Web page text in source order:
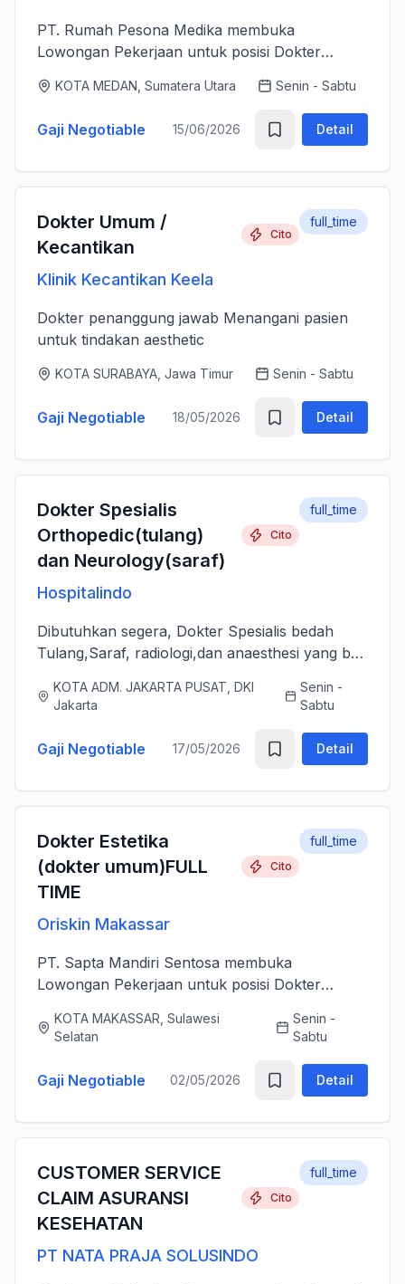
PT. Rumah Pesona Medika membuka
Lowongan Pekerjaan untuk posisi Dokter
layanan medis estetika yang aman, profesional
dan berkualitas tinggi sesuai standar k...
KOTA MEDAN, Sumatera Utara Senin - Sabtu
Gaji Negotiable 15/06/2026 Detail
Dokter Umum /
Kecantikan
Cito
Klinik Kecantikan Keela
full_time
Dokter penanggung jawab Menangani pasien
untuk tindakan aesthetic
KOTA SURABAYA, Jawa Timur Senin - Sabtu
Gaji Negotiable 18/05/2026 Detail
Dokter Spesialis
Orthopedic(tulang)
dan Neurology(saraf)
Cito
Hospitalindo
full_time
Dibutuhkan segera, Dokter Spesialis bedah
Tulang,Saraf, radiologi,dan anaesthesi yang bs
ramah dan berjiwa sosial. Bersedia bergabung
KOTA ADM. JAKARTA PUSAT, DKI
Jakarta
Senin -
Sabtu
Gaji Negotiable 17/05/2026 Detail
Dokter Estetika
(dokter umum)FULL
TIME
Cito
Oriskin Makassar
full_time
PT. Sapta Mandiri Sentosa membuka
Lowongan Pekerjaan untuk posisi Dokter
jawab memberikan layanan medis estetika yang
KOTA MAKASSAR, Sulawesi
Selatan
Senin -
Sabtu
Gaji Negotiable 02/05/2026 Detail
CUSTOMER SERVICE
CLAIM ASURANSI
KESEHATAN
Cito
PT NATA PRAJA SOLUSINDO
full_time